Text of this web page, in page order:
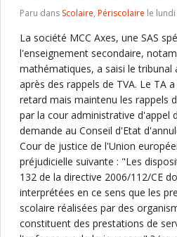
Paru dans Scolaire, Périscolaire le
La société MCC Axes, une SAS
l'enseignement secondaire,
mathématiques, a saisi le tribunal
après des rappels de TVA. Le TA
retard mais maintenu les rappels
par la cour administrative d'appel
demande au Conseil d'Etat
Cour de justice de l'Union
préjudicielle suivante : "Les
132 de la directive 2006/112/CE
interprétées en ce sens que les
scolaire réalisées par des
constituent des prestations de